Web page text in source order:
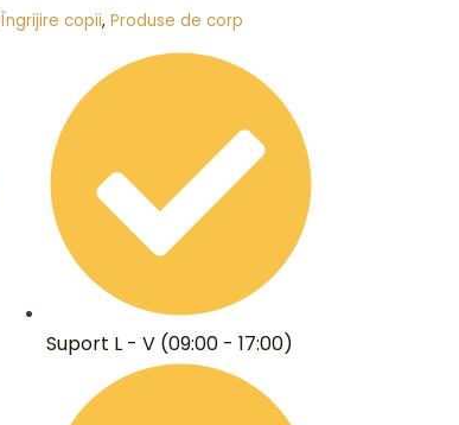
Îngrijire copii, Produse de corp
Suport L - V (09:00 - 17:00)